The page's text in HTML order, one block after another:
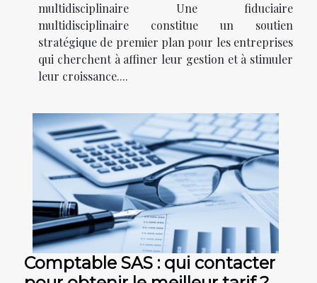
multidisciplinaire Une fiduciaire
multidisciplinaire constitue un soutien
stratégique de premier plan pour les entreprises
qui cherchent à affiner leur gestion et à stimuler
leur croissance....
Comptable SAS : qui contacter